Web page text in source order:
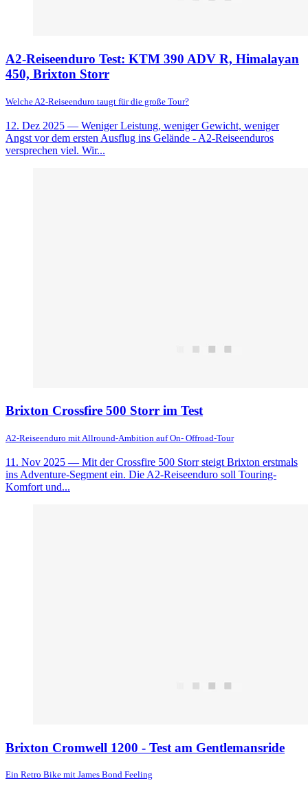
A2-Reiseenduro Test: KTM 390 ADV R, Himalayan
450, Brixton Storr
Welche A2-Reiseenduro taugt für die große Tour?
12. Dez 2025 — Weniger Leistung, weniger Gewicht, weniger
Angst vor dem ersten Ausflug ins Gelände - A2-Reiseenduros
versprechen viel. Wir...
Brixton Crossfire 500 Storr im Test
A2-Reiseenduro mit Allround-Ambition auf On- Offroad-Tour
11. Nov 2025 — Mit der Crossfire 500 Storr steigt Brixton erstmals
ins Adventure-Segment ein. Die A2-Reiseenduro soll Touring-
Komfort und...
Brixton Cromwell 1200 - Test am Gentlemansride
Ein Retro Bike mit James Bond Feeling